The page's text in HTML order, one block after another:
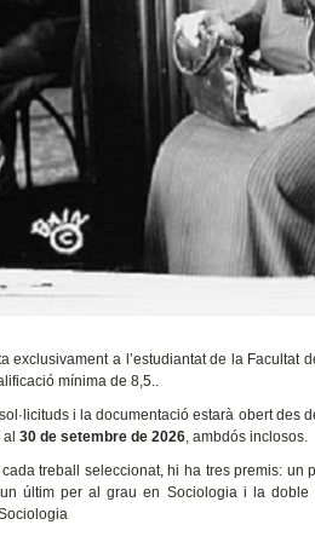
exclusivament a l’estudiantat de la
mínima de 8,5..
i la documentació estarà obert des
al30 de setembre de 2026, ambdós inclosos.
treball seleccionat, hi ha tres premis: un
últim per al grau en Sociologia i la